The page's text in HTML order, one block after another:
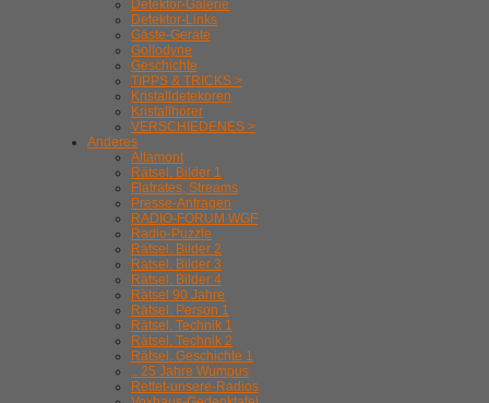
Detektor-Galerie
Detektor-Links
Gäste-Geräte
Gollodyne
Geschichte
TIPPS & TRICKS >
Kristalldetekoren
Kristallhörer
VERSCHIEDENES >
Anderes
Altamont
Rätsel. Bilder 1
Flatrates, Streams
Presse-Anfragen
RADIO-FORUM WGF
Radio-Puzzle
Rätsel. Bilder 2
Rätsel. Bilder 3
Rätsel. Bilder 4
Rätsel 90 Jahre
Rätsel. Person 1
Rätsel. Technik 1
Rätsel. Technik 2
Rätsel. Geschichte 1
.. 25 Jahre Wumpus
Rettet-unsere-Radios